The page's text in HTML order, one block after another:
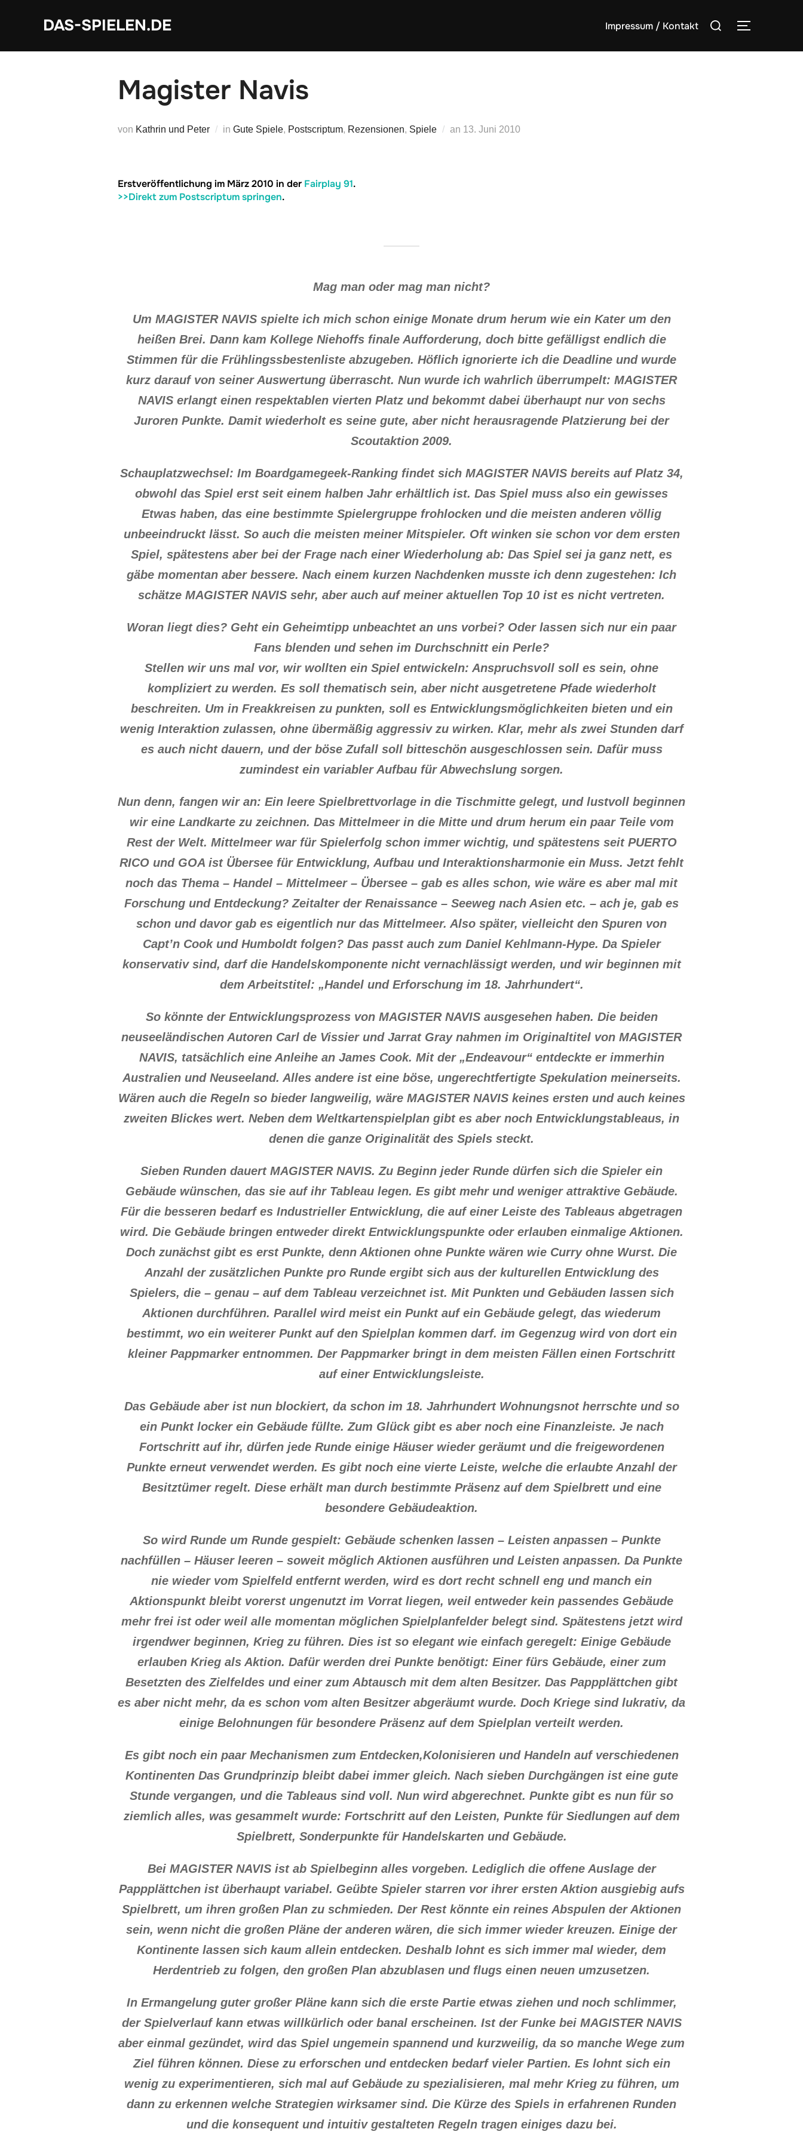
DAS-SPIELEN.DE Impressum / Kontakt
Suchen
Magister Navis
von Kathrin und Peter in Gute Spiele, Postscriptum, Rezensionen, Spiele an Veröffentlicht
13. Juni 2010
Erstveröffentlichung im März 2010 in der Fairplay 91.
>>Direkt zum Postscriptum springen.
Mag man oder mag man nicht?
Um MAGISTER NAVIS spielte ich mich schon einige Monate drum herum wie ein Kater um den
heißen Brei. Dann kam Kollege Niehoffs finale Aufforderung, doch bitte gefälligst endlich die
Stimmen für die Frühlingssbestenliste abzugeben. Höflich ignorierte ich die Deadline und wurde
kurz darauf von seiner Auswertung überrascht. Nun wurde ich wahrlich überrumpelt: MAGISTER
NAVIS erlangt einen respektablen vierten Platz und bekommt dabei überhaupt nur von sechs
Juroren Punkte. Damit wiederholt es seine gute, aber nicht herausragende Platzierung bei der
Scoutaktion 2009.
Schauplatzwechsel: Im Boardgamegeek-Ranking findet sich MAGISTER NAVIS bereits auf Platz 34,
obwohl das Spiel erst seit einem halben Jahr erhältlich ist. Das Spiel muss also ein gewisses
Etwas haben, das eine bestimmte Spielergruppe frohlocken und die meisten anderen völlig
unbeeindruckt lässt. So auch die meisten meiner Mitspieler. Oft winken sie schon vor dem ersten
Spiel, spätestens aber bei der Frage nach einer Wiederholung ab: Das Spiel sei ja ganz nett, es
gäbe momentan aber bessere. Nach einem kurzen Nachdenken musste ich denn zugestehen: Ich
schätze MAGISTER NAVIS sehr, aber auch auf meiner aktuellen Top 10 ist es nicht vertreten.
Woran liegt dies? Geht ein Geheimtipp unbeachtet an uns vorbei? Oder lassen sich nur ein paar
Fans blenden und sehen im Durchschnitt ein Perle?
Stellen wir uns mal vor, wir wollten ein Spiel entwickeln: Anspruchsvoll soll es sein, ohne
kompliziert zu werden. Es soll thematisch sein, aber nicht ausgetretene Pfade wiederholt
beschreiten. Um in Freakkreisen zu punkten, soll es Entwicklungsmöglichkeiten bieten und ein
wenig Interaktion zulassen, ohne übermäßig aggressiv zu wirken. Klar, mehr als zwei Stunden darf
es auch nicht dauern, und der böse Zufall soll bitteschön ausgeschlossen sein. Dafür muss
zumindest ein variabler Aufbau für Abwechslung sorgen.
Nun denn, fangen wir an: Ein leere Spielbrettvorlage in die Tischmitte gelegt, und lustvoll beginnen
wir eine Landkarte zu zeichnen. Das Mittelmeer in die Mitte und drum herum ein paar Teile vom
Rest der Welt. Mittelmeer war für Spielerfolg schon immer wichtig, und spätestens seit PUERTO
RICO und GOA ist Übersee für Entwicklung, Aufbau und Interaktionsharmonie ein Muss. Jetzt fehlt
noch das Thema – Handel – Mittelmeer – Übersee – gab es alles schon, wie wäre es aber mal mit
Forschung und Entdeckung? Zeitalter der Renaissance – Seeweg nach Asien etc. – ach je, gab es
schon und davor gab es eigentlich nur das Mittelmeer. Also später, vielleicht den Spuren von
Capt’n Cook und Humboldt folgen? Das passt auch zum Daniel Kehlmann-Hype. Da Spieler
konservativ sind, darf die Handelskomponente nicht vernachlässigt werden, und wir beginnen mit
dem Arbeitstitel: „Handel und Erforschung im 18. Jahrhundert“.
So könnte der Entwicklungsprozess von MAGISTER NAVIS ausgesehen haben. Die beiden
neuseeländischen Autoren Carl de Vissier und Jarrat Gray nahmen im Originaltitel von MAGISTER
NAVIS, tatsächlich eine Anleihe an James Cook. Mit der „Endeavour“ entdeckte er immerhin
Australien und Neuseeland. Alles andere ist eine böse, ungerechtfertigte Spekulation meinerseits.
Wären auch die Regeln so bieder langweilig, wäre MAGISTER NAVIS keines ersten und auch keines
zweiten Blickes wert. Neben dem Weltkartenspielplan gibt es aber noch Entwicklungstableaus, in
denen die ganze Originalität des Spiels steckt.
Sieben Runden dauert MAGISTER NAVIS. Zu Beginn jeder Runde dürfen sich die Spieler ein
Gebäude wünschen, das sie auf ihr Tableau legen. Es gibt mehr und weniger attraktive Gebäude.
Für die besseren bedarf es Industrieller Entwicklung, die auf einer Leiste des Tableaus abgetragen
wird. Die Gebäude bringen entweder direkt Entwicklungspunkte oder erlauben einmalige Aktionen.
Doch zunächst gibt es erst Punkte, denn Aktionen ohne Punkte wären wie Curry ohne Wurst. Die
Anzahl der zusätzlichen Punkte pro Runde ergibt sich aus der kulturellen Entwicklung des
Spielers, die – genau – auf dem Tableau verzeichnet ist. Mit Punkten und Gebäuden lassen sich
Aktionen durchführen. Parallel wird meist ein Punkt auf ein Gebäude gelegt, das wiederum
bestimmt, wo ein weiterer Punkt auf den Spielplan kommen darf. im Gegenzug wird von dort ein
kleiner Pappmarker entnommen. Der Pappmarker bringt in dem meisten Fällen einen Fortschritt
auf einer Entwicklungsleiste.
Das Gebäude aber ist nun blockiert, da schon im 18. Jahrhundert Wohnungsnot herrschte und so
ein Punkt locker ein Gebäude füllte. Zum Glück gibt es aber noch eine Finanzleiste. Je nach
Fortschritt auf ihr, dürfen jede Runde einige Häuser wieder geräumt und die freigewordenen
Punkte erneut verwendet werden. Es gibt noch eine vierte Leiste, welche die erlaubte Anzahl der
Besitztümer regelt. Diese erhält man durch bestimmte Präsenz auf dem Spielbrett und eine
besondere Gebäudeaktion.
So wird Runde um Runde gespielt: Gebäude schenken lassen – Leisten anpassen – Punkte
nachfüllen – Häuser leeren – soweit möglich Aktionen ausführen und Leisten anpassen. Da Punkte
nie wieder vom Spielfeld entfernt werden, wird es dort recht schnell eng und manch ein
Aktionspunkt bleibt vorerst ungenutzt im Vorrat liegen, weil entweder kein passendes Gebäude
mehr frei ist oder weil alle momentan möglichen Spielplanfelder belegt sind. Spätestens jetzt wird
irgendwer beginnen, Krieg zu führen. Dies ist so elegant wie einfach geregelt: Einige Gebäude
erlauben Krieg als Aktion. Dafür werden drei Punkte benötigt: Einer fürs Gebäude, einer zum
Besetzten des Zielfeldes und einer zum Abtausch mit dem alten Besitzer. Das Pappplättchen gibt
es aber nicht mehr, da es schon vom alten Besitzer abgeräumt wurde. Doch Kriege sind lukrativ, da
einige Belohnungen für besondere Präsenz auf dem Spielplan verteilt werden.
Es gibt noch ein paar Mechanismen zum Entdecken,Kolonisieren und Handeln auf verschiedenen
Kontinenten Das Grundprinzip bleibt dabei immer gleich. Nach sieben Durchgängen ist eine gute
Stunde vergangen, und die Tableaus sind voll. Nun wird abgerechnet. Punkte gibt es nun für so
ziemlich alles, was gesammelt wurde: Fortschritt auf den Leisten, Punkte für Siedlungen auf dem
Spielbrett, Sonderpunkte für Handelskarten und Gebäude.
Bei MAGISTER NAVIS ist ab Spielbeginn alles vorgeben. Lediglich die offene Auslage der
Pappplättchen ist überhaupt variabel. Geübte Spieler starren vor ihrer ersten Aktion ausgiebig aufs
Spielbrett, um ihren großen Plan zu schmieden. Der Rest könnte ein reines Abspulen der Aktionen
sein, wenn nicht die großen Pläne der anderen wären, die sich immer wieder kreuzen. Einige der
Kontinente lassen sich kaum allein entdecken. Deshalb lohnt es sich immer mal wieder, dem
Herdentrieb zu folgen, den großen Plan abzublasen und flugs einen neuen umzusetzen.
In Ermangelung guter großer Pläne kann sich die erste Partie etwas ziehen und noch schlimmer,
der Spielverlauf kann etwas willkürlich oder banal erscheinen. Ist der Funke bei MAGISTER NAVIS
aber einmal gezündet, wird das Spiel ungemein spannend und kurzweilig, da so manche Wege zum
Ziel führen können. Diese zu erforschen und entdecken bedarf vieler Partien. Es lohnt sich ein
wenig zu experimentieren, sich mal auf Gebäude zu spezialisieren, mal mehr Krieg zu führen, um
dann zu erkennen welche Strategien wirksamer sind. Die Kürze des Spiels in erfahrenen Runden
und die konsequent und intuitiv gestalteten Regeln tragen einiges dazu bei.